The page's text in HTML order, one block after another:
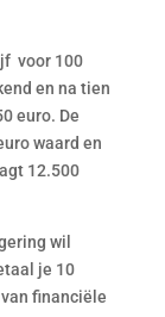
voor 100
en na tien
euro. De
waard en
12.500
wil
je 10
financiële